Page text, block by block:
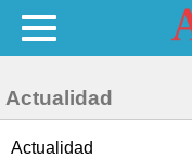
Actualidad
Actualidad